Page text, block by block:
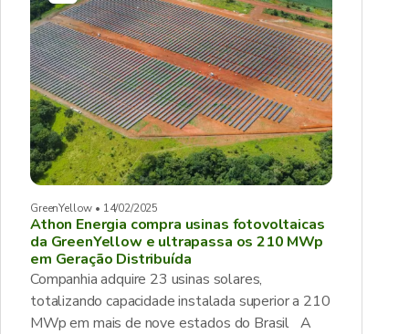
GreenYellow • 14/02/2025
Athon Energia compra usinas fotovoltaicas
da GreenYellow e ultrapassa os 210 MWp
em Geração Distribuída
Companhia adquire 23 usinas solares,
totalizando capacidade instalada superior a 210
MWp em mais de nove estados do Brasil A